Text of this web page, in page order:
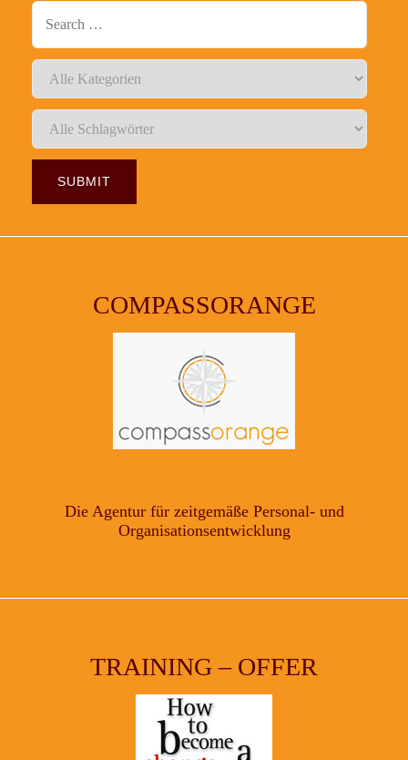
COMPASSORANGE
Die Agentur für zeitgemäße Personal- und
Organisationsentwicklung
TRAINING – OFFER